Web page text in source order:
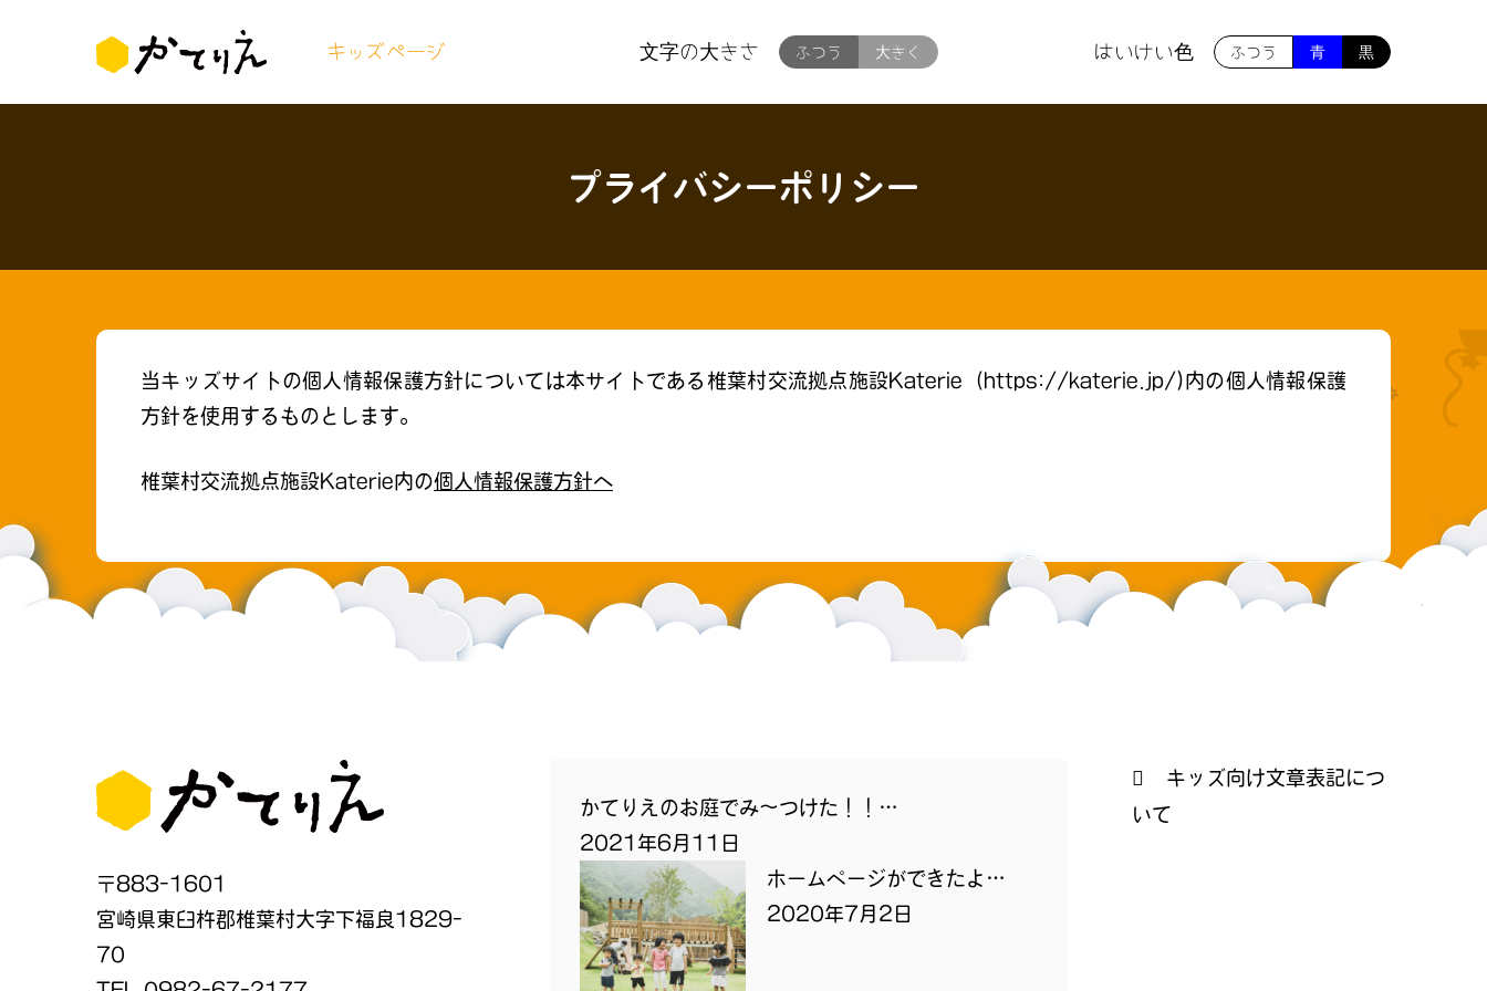
キッズページ 文字の大きさ ふつう 大きく はいけい色 ふつう 青 黒
プライバシーポリシー
当キッズサイトの個人情報保護方針については本サイトである椎葉村交流拠点施設Katerie（https://katerie.jp/)内の個人情報保護
方針を使用するものとします。
椎葉村交流拠点施設Katerie内の個人情報保護方針へ
〒883-1601
宮崎県東臼杵郡椎葉村大字下福良1829-
70
かてりえのお庭でみ～つけた！！…
2021年6月11日
ホームページができたよ…
2020年7月2日
キッズ向け文章表記につ
いて